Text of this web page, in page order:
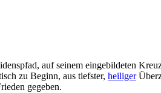
auf seinem eingebildeten
zu Beginn, aus tiefster, heiliger
gegeben.